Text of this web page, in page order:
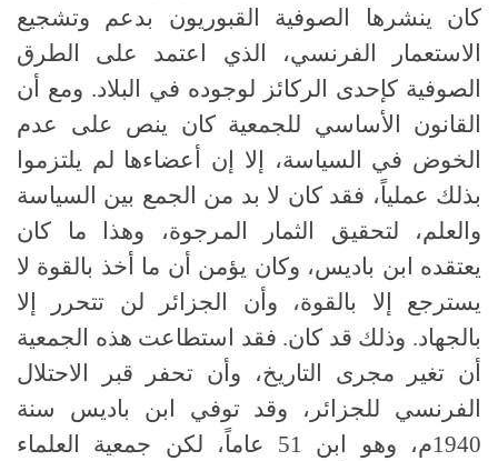
كان ينشرها الصوفية القبوريون بدعم وتشجيع
الاستعمار الفرنسي، الذي اعتمد على الطرق
الصوفية كإحدى الركائز لوجوده في البلاد. ومع أن
القانون الأساسي للجمعية كان ينص على عدم
الخوض في السياسة، إلا إن أعضاءها لم يلتزموا
بذلك عملياً، فقد كان لا بد من الجمع بين السياسة
والعلم، لتحقيق الثمار المرجوة، وهذا ما كان
يعتقده ابن باديس، وكان يؤمن أن ما أخذ بالقوة لا
يسترجع إلا بالقوة، وأن الجزائر لن تتحرر إلا
بالجهاد. وذلك قد كان. فقد استطاعت هذه الجمعية
أن تغير مجرى التاريخ، وأن تحفر قبر الاحتلال
الفرنسي للجزائر، وقد توفي ابن باديس سنة
1940م، وهو ابن 51 عاماً، لكن جمعية العلماء